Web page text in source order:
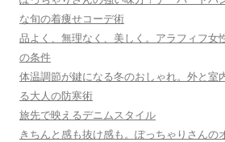
な旬の着痩せコーデ術
品よく、無理なく、美しく。アラフィフ女
の条件
体温調節が鍵になる冬のおしゃれ。外と室
る大人の防寒術
旅先で映えるデニムスタイル
きちんと感も抜け感も。ぽっちゃりさんの